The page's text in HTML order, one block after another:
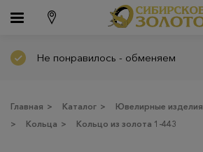
Не понравилось - обменяем
Главная > Каталог > Ювелирные изделия
>
Кольца > Кольцо из золота 1-443